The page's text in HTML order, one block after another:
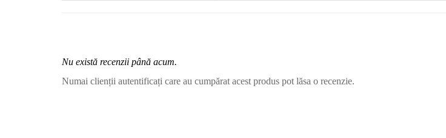
Nu există recenzii până acum.
Numai clienții autentificați care au cumpărat acest produs pot lăsa o recenzie.